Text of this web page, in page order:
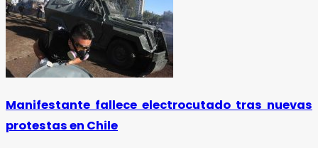
Manifestante fallece electrocutado tras nuevas
protestas en Chile